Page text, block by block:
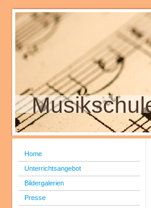
Home
Unterrichtsangebot
Bildergalerien
Presse